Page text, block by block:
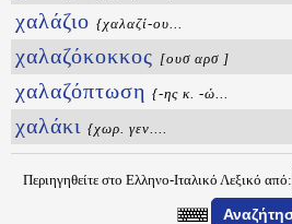
χαλάζιο {χαλαζί-ου...
χαλαζόκοκκος [ουσ αρσ ]
χαλαζόπτωση {-ης κ. -ώ...
χαλάκι {χωρ. γεν....
Περιηγηθείτε στο Ελληνο-Ιταλικό Λεξικό από: